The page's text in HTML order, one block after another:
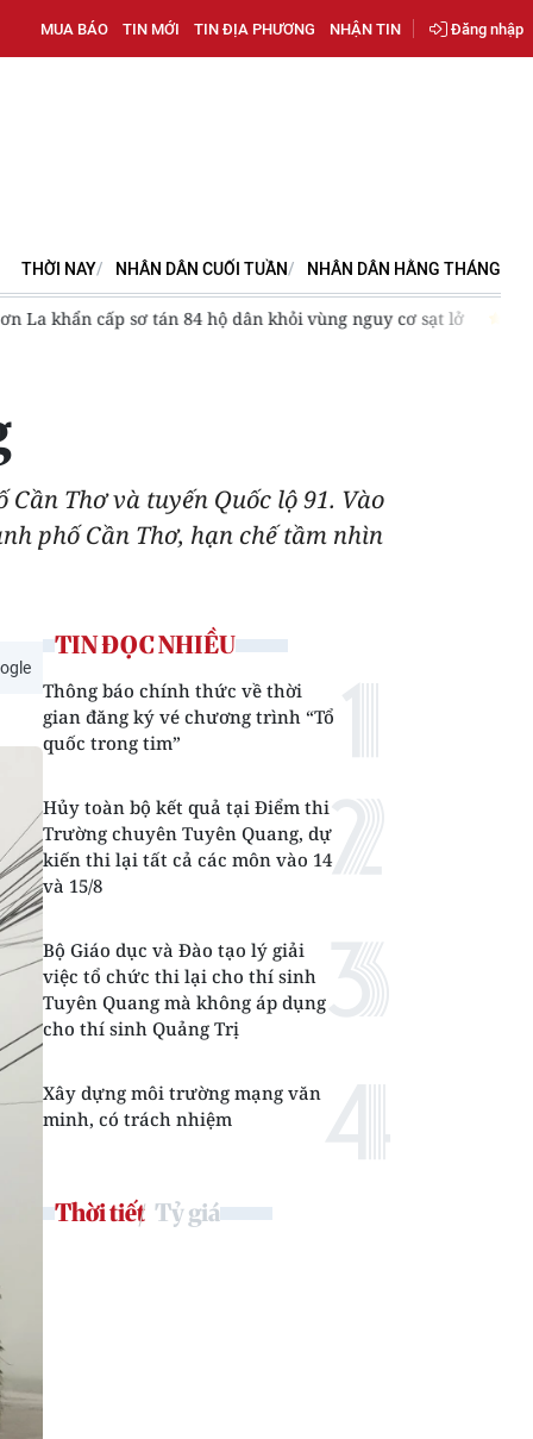
MUA BÁO TIN MỚI TIN ĐỊA PHƯƠNG NHẬN TIN Đăng nhập
THỜI NAY NHÂN DÂN CUỐI TUẦN NHÂN DÂN HẰNG THÁNG
[Video] Chính phủ ban hành Kế hoạch hành động phòng,
Thơ và tuyến Quốc lộ 91. Vào
phố Cần Thơ, hạn chế tầm nhìn
TIN ĐỌC NHIỀU
Thông báo chính thức về thời
gian đăng ký vé chương trình “Tổ
quốc trong tim”
Hủy toàn bộ kết quả tại Điểm thi
Trường chuyên Tuyên Quang, dự
kiến thi lại tất cả các môn vào 14
và 15/8
Bộ Giáo dục và Đào tạo lý giải
việc tổ chức thi lại cho thí sinh
Tuyên Quang mà không áp dụng
cho thí sinh Quảng Trị
Xây dựng môi trường mạng văn
minh, có trách nhiệm
Thời tiết Tỷ giá